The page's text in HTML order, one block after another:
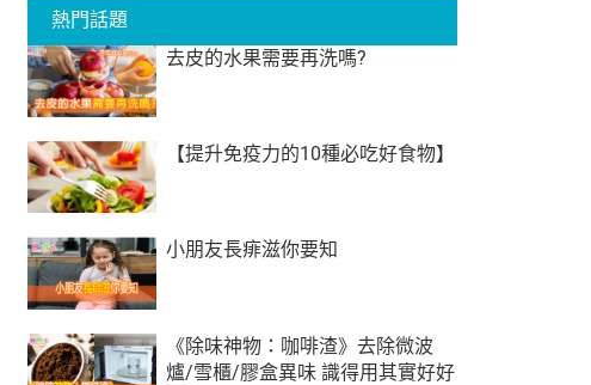
熱門話題
去皮的水果需要再洗嗎?
【提升免疫力的10種必吃好食物】
小朋友長痱滋你要知
《除味神物：咖啡渣》去除微波
爐/雪櫃/膠盒異味 識得用其實好好